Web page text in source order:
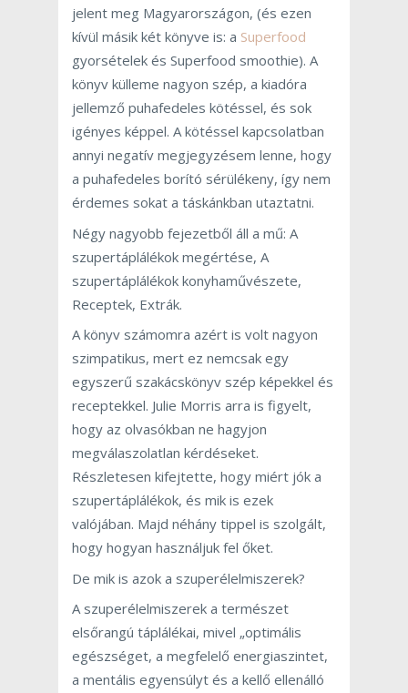
jelent meg Magyarországon, (és ezen
kívül másik két könyve is: a Superfood
gyorsételek és Superfood smoothie). A
könyv külleme nagyon szép, a kiadóra
jellemző puhafedeles kötéssel, és sok
igényes képpel. A kötéssel kapcsolatban
annyi negatív megjegyzésem lenne, hogy
a puhafedeles borító sérülékeny, így nem
érdemes sokat a táskánkban utaztatni.
Négy nagyobb fejezetből áll a mű: A
szupertáplálékok megértése, A
szupertáplálékok konyhaművészete,
Receptek, Extrák.
A könyv számomra azért is volt nagyon
szimpatikus, mert ez nemcsak egy
egyszerű szakácskönyv szép képekkel és
receptekkel. Julie Morris arra is figyelt,
hogy az olvasókban ne hagyjon
megválaszolatlan kérdéseket.
Részletesen kifejtette, hogy miért jók a
szupertáplálékok, és mik is ezek
valójában. Majd néhány tippel is szolgált,
hogy hogyan használjuk fel őket.
De mik is azok a szuperélelmiszerek?
A szuperélelmiszerek a természet
elsőrangú táplálékai, mivel „optimális
egészséget, a megfelelő energiaszintet,
a mentális egyensúlyt és a kellő ellenálló